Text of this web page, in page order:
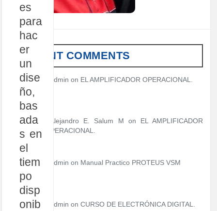
es
para
hac
er
un
dise
ño,
bas
ada
s en
el
tiem
po
disp
onib
RECENT COMMENTS
admin on EL AMPLIFICADOR OPERACIONAL.
Alejandro E. Salum M on EL AMPLIFICADOR
OPERACIONAL.
admin on Manual Practico PROTEUS VSM
admin on CURSO DE ELECTRÓNICA DIGITAL.